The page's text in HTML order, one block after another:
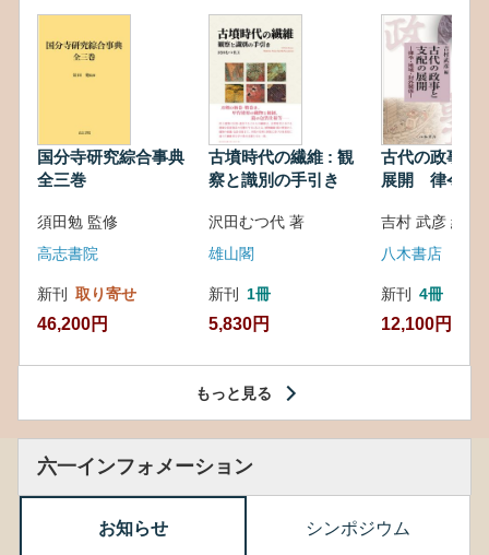
国分寺研究綜合事典
全三巻
須田勉 監修
高志書院
新刊 取り寄せ
46,200円
古墳時代の繊維 : 観
察と識別の手引き
沢田むつ代 著
雄山閣
新刊 1冊
5,830円
古代の政事と
展開 律令・
吉村 武彦 編集
八木書店
新刊 4冊
12,100円
もっと見る
六一インフォメーション
お知らせ シンポジウム